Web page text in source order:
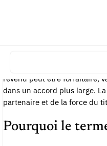
brevet peut être exploité
revenu peut être forfaitaire,
dans un accord plus large.
partenaire et de la force du
Pourquoi le